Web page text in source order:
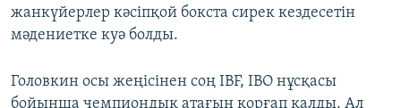
жанкүйерлер кәсіпқой бокста сирек кездесетін
мәдениетке куә болды.
Головкин осы жеңісінен соң IBF, IBO нұсқасы
бойынша чемпиондық атағын қорғап қалды. Ал